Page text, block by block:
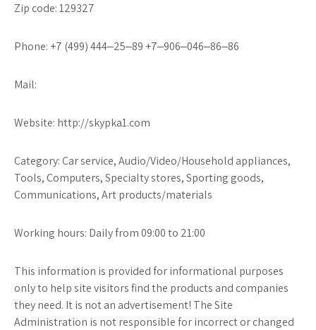
Zip code: 129327
Phone: +7 (499) 444‒25‒89 +7‒906‒046‒86‒86
Mail:
Website: http://skypka1.com
Category: Car service, Audio/Video/Household appliances,
Tools, Computers, Specialty stores, Sporting goods,
Communications, Art products/materials
Working hours: Daily from 09:00 to 21:00
This information is provided for informational purposes
only to help site visitors find the products and companies
they need. It is not an advertisement! The Site
Administration is not responsible for incorrect or changed